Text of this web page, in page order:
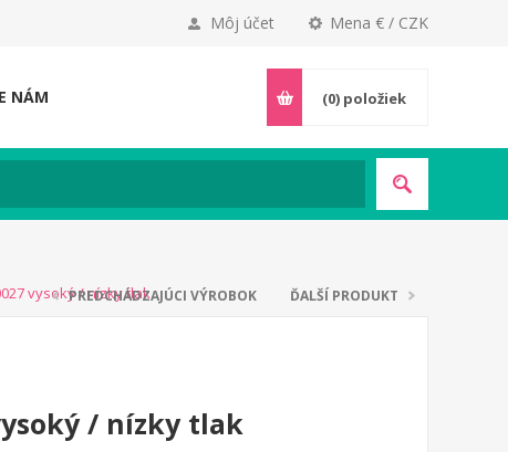
Mena € / CZK
Môj účet
NÁM (0) položiek
vysoký / nízky tlak
PREDCHÁDZAJÚCI VÝROBOK ĎALŠÍ PRODUKT
/ nízky tlak